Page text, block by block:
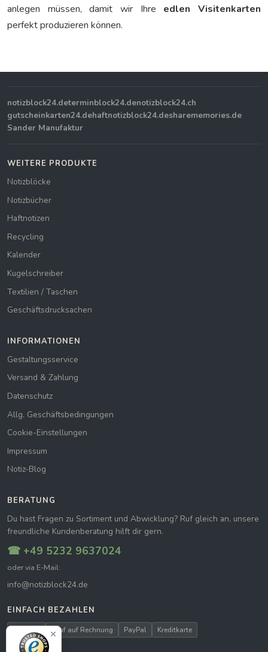
anlegen müssen, damit wir Ihre edlen Visitenkarten
perfekt produzieren können.
notizblock24.determinblock24.denotizblock24.ch
gutscheinkarten24.dehaftnotizblock24.desharememories.de
Sander Manufaktur
WEITERE PRODUKTE
Notizblöcke
Notizbücher
Haftnotizen
Recycling
Kalender
Kugelschreiber
Textilien / Taschen
Geschäftsdrucksachen
INFORMATIONEN
Gestaltungsservice
Versand & Zahlung
Datenschutz
Allg. Geschäftsbedingungen
Cookie-Einstellungen
Impressum
Notiz-Blog
BERATUNG
Du hast Fragen zu Sortiment und Abwicklung? Ruf gleich an, unsere
freundliche Kundenberatung hilft dir gern.
☎ +49 5232 9637024
oder via E-Mail:
info@notizblock24.de
EINFACH BEZAHLEN
Kauf auf Rechnung PayPal Kreditkarte